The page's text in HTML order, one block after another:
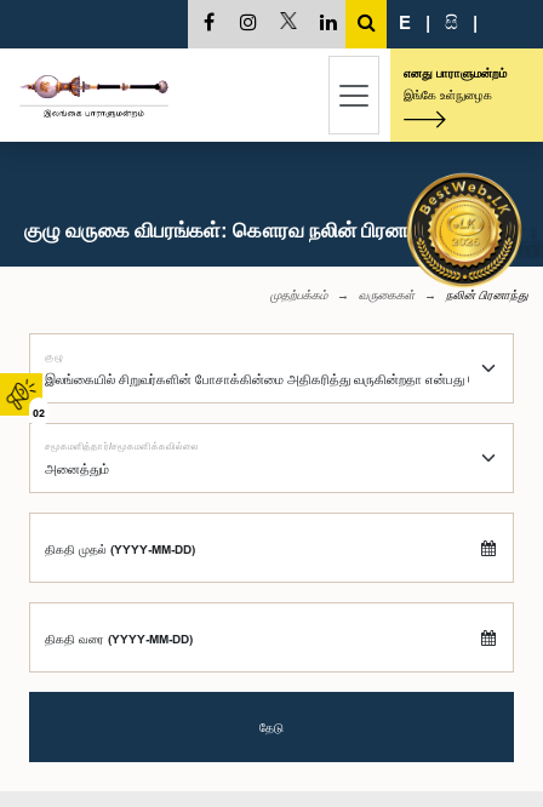
02
E | සි |
எனது பாராளுமன்றம்
இங்கே உள்நுழைக
குழு வருகை விபரங்கள்: கௌரவ நலின் பிரனாந்து, பா.உ.
முதற்பக்கம் வருகைகள் நலின் பிரனாந்து
குழு
சமூகமளித்தார்/சமூகமளிக்கவில்லை
திகதி முதல் (YYYY-MM-DD)
திகதி வரை (YYYY-MM-DD)
தேடு